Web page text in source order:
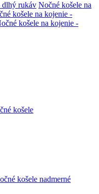
dlhý rukáv Nočné košele na
košele na kojenie -
košele na kojenie -
košele
košele nadmerné